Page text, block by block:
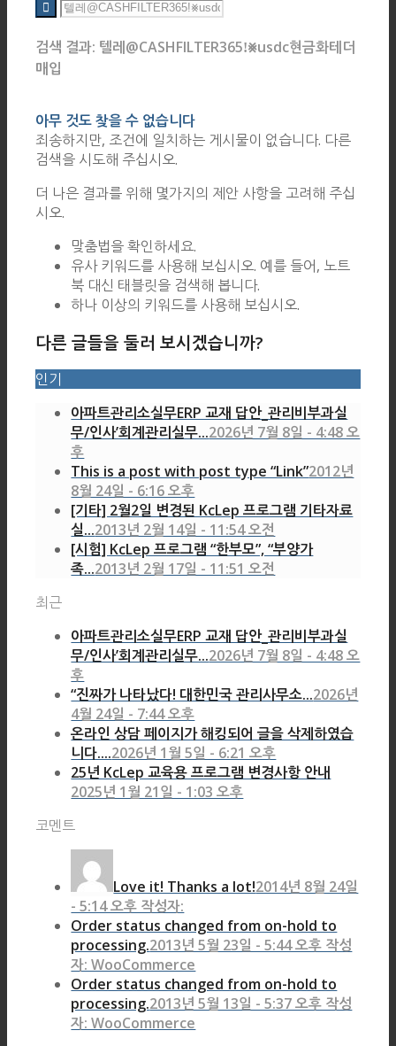
검색 결과: 텔레@CASHFILTER365ǃ⨳usdc현금화테더
매입
아무 것도 찾을 수 없습니다
죄송하지만, 조건에 일치하는 게시물이 없습니다. 다른
검색을 시도해 주십시오.
더 나은 결과를 위해 몇가지의 제안 사항을 고려해 주십
시오.
맞춤법을 확인하세요.
유사 키워드를 사용해 보십시오. 예를 들어, 노트
북 대신 태블릿을 검색해 봅니다.
하나 이상의 키워드를 사용해 보십시오.
다른 글들을 둘러 보시겠습니까?
인기
아파트관리소실무ERP 교재 답안_관리비부과실
무/인사’회계관리실무...2026년 7월 8일 - 4:48 오
후
This is a post with post type “Link”2012년
8월 24일 - 6:16 오후
[기타] 2월2일 변경된 KcLep 프로그램 기타자료
실...2013년 2월 14일 - 11:54 오전
[시험] KcLep 프로그램 “한부모”, “부양가
족...2013년 2월 17일 - 11:51 오전
최근
아파트관리소실무ERP 교재 답안_관리비부과실
무/인사’회계관리실무...2026년 7월 8일 - 4:48 오
후
“진짜가 나타났다! 대한민국 관리사무소...2026년
4월 24일 - 7:44 오후
온라인 상담 페이지가 해킹되어 글을 삭제하였습
니다....2026년 1월 5일 - 6:21 오후
25년 KcLep 교육용 프로그램 변경사항 안내
2025년 1월 21일 - 1:03 오후
코멘트
Love it! Thanks a lot!2014년 8월 24일
- 5:14 오후 작성자:
Order status changed from on-hold to
processing.2013년 5월 23일 - 5:44 오후 작성
자: WooCommerce
Order status changed from on-hold to
processing.2013년 5월 13일 - 5:37 오후 작성
자: WooCommerce